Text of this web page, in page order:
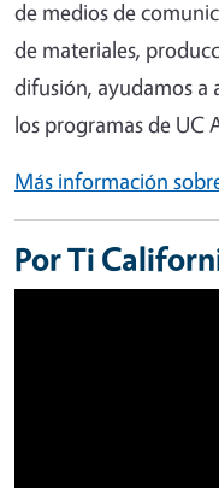
de medios de
de materiales,
difusión, ayudamos a
los programas de UC
Más información
Por Ti